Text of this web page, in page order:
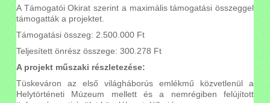
A Támogatói Okirat szerint a maximális támogatási összeggel
támogatták a projektet.
Támogatási összeg: 2.500.000 Ft
Teljesített önrész összege: 300.278 Ft
A projekt műszaki részletezése:
Tüskeváron az első világháborús emlékmű közvetlenül a
Helytörténeti Múzeum mellett és a nemrégiben felújított